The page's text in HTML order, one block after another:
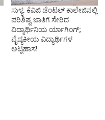
ಸುಳ್ಯ: ಕೆವಿಜಿ ಡೆಂಟಲ್ ಕಾಲೇಜಿನಲ್ಲಿ
ಪರಿಶಿಷ್ಟ ಜಾತಿಗೆ ಸೇರಿದ
ವಿದ್ಯಾರ್ಥಿನಿಯ ರ್ಯಾಗಿಂಗ್;
ವೈದ್ಯಕೀಯ ವಿದ್ಯಾರ್ಥಿಗಳ
ಅಟ್ಟಹಾಸ!